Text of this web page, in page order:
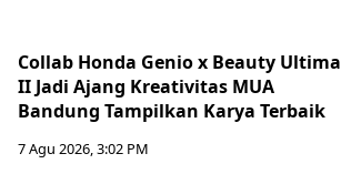
Collab Honda Genio x Beauty Ultima
II Jadi Ajang Kreativitas MUA
Bandung Tampilkan Karya Terbaik
7 Agu 2026, 3:02 PM